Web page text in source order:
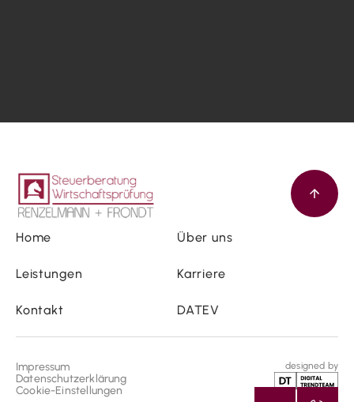
Home Über uns
Leistungen Karriere
Kontakt DATEV
Impressum
Datenschutzerklärung
Cookie-Einstellungen
designed by